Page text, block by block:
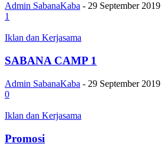
Admin SabanaKaba - 29 September 2019
1
Iklan dan Kerjasama
SABANA CAMP 1
Admin SabanaKaba - 29 September 2019
0
Iklan dan Kerjasama
Promosi